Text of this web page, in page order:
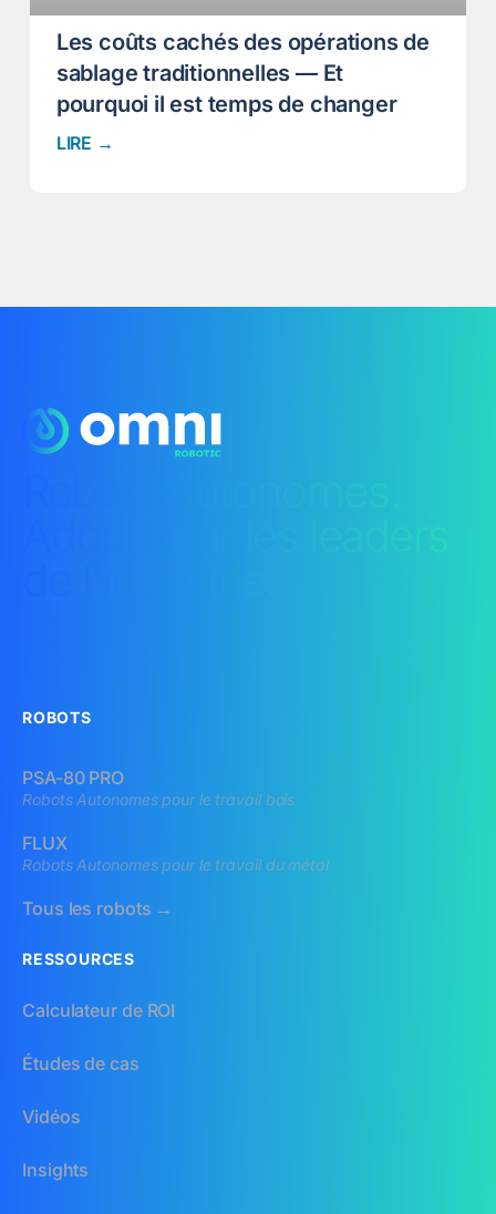
Les coûts cachés des opérations de
sablage traditionnelles — Et
pourquoi il est temps de changer
LIRE →
ROBOTS
PSA-80 PRO
Robots Autonomes pour le travail bois
FLUX
Robots Autonomes pour le travail du métal
Tous les robots →
RESSOURCES
Calculateur de ROI
Études de cas
Vidéos
Insights